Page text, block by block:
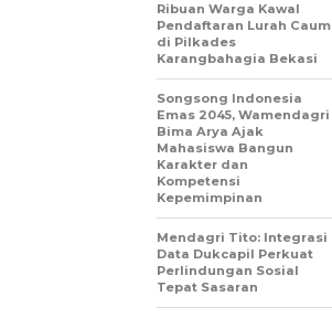
Ribuan Warga Kawal
Pendaftaran Lurah Caum
di Pilkades
Karangbahagia Bekasi
Songsong Indonesia
Emas 2045, Wamendagri
Bima Arya Ajak
Mahasiswa Bangun
Karakter dan
Kompetensi
Kepemimpinan
Mendagri Tito: Integrasi
Data Dukcapil Perkuat
Perlindungan Sosial
Tepat Sasaran